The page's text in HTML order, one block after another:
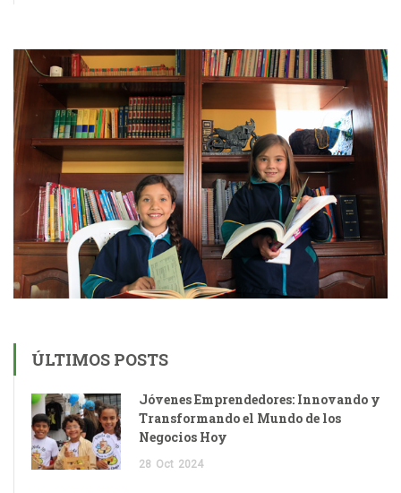
ÚLTIMOS POSTS
Jóvenes Emprendedores: Innovando y
Transformando el Mundo de los
Negocios Hoy
28 Oct 2024